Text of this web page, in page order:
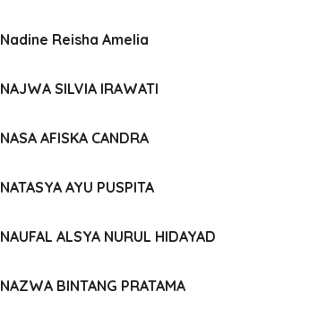
Nadine Reisha Amelia
NAJWA SILVIA IRAWATI
NASA AFISKA CANDRA
NATASYA AYU PUSPITA
NAUFAL ALSYA NURUL HIDAYAD
NAZWA BINTANG PRATAMA